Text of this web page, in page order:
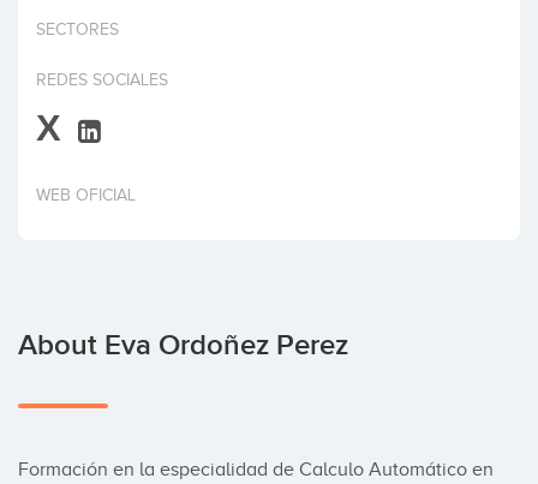
Invest
SECTORES
REDES SOCIALES
X
WEB OFICIAL
About Eva Ordoñez Perez
Formación en la especialidad de Calculo Automático en